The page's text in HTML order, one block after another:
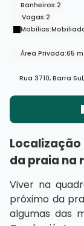
Banheiros:2
Vagas:2
Mobílias:
Área Privada:65
Rua 3710,Barra Sul
da praia na
Viver na
próximo da
algumas das